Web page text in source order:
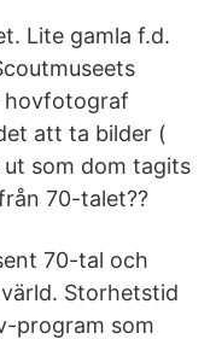
Lite gamla f.d.
hovfotograf
att ta bilder (
ut som dom tagits
70-talet??
70-tal och
Storhetstid
program som